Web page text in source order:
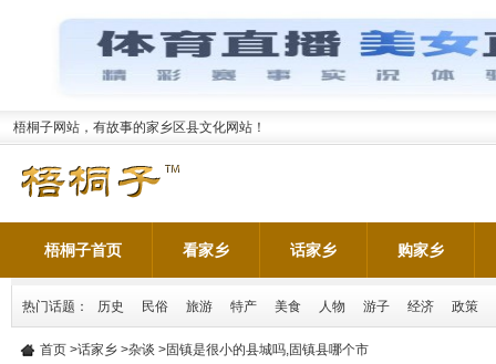
梧桐子网站，有故事的家乡区县文化网站！
梧桐子首页 看家乡 话家乡 购家乡
热门话题： 历史 民俗 旅游 特产 美食 人物 游子 经济 政策
首页 >话家乡 >杂谈 >固镇是很小的县城吗,固镇县哪个市